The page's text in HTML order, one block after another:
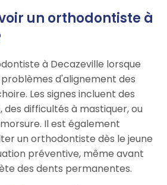
un orthodontiste à
à Decazeville lorsque
d'alignement des
Les signes incluent des
des difficultés à mastiquer, ou
Il est également
un orthodontiste dès le jeune
préventive, même avant
des dents permanentes.